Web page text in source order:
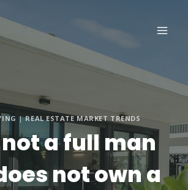
|REAL ESTATE MARKET TRENDS
not a full man
not own a